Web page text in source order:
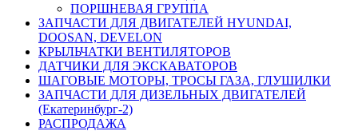
ПОРШНЕВАЯ ГРУППА
ЗАПЧАСТИ ДЛЯ ДВИГАТЕЛЕЙ HYUNDAI,
DOOSAN, DEVELON
КРЫЛЬЧАТКИ ВЕНТИЛЯТОРОВ
ДАТЧИКИ ДЛЯ ЭКСКАВАТОРОВ
ШАГОВЫЕ МОТОРЫ, ТРОСЫ ГАЗА, ГЛУШИЛКИ
ЗАПЧАСТИ ДЛЯ ДИЗЕЛЬНЫХ ДВИГАТЕЛЕЙ
(Екатеринбург-2)
РАСПРОДАЖА